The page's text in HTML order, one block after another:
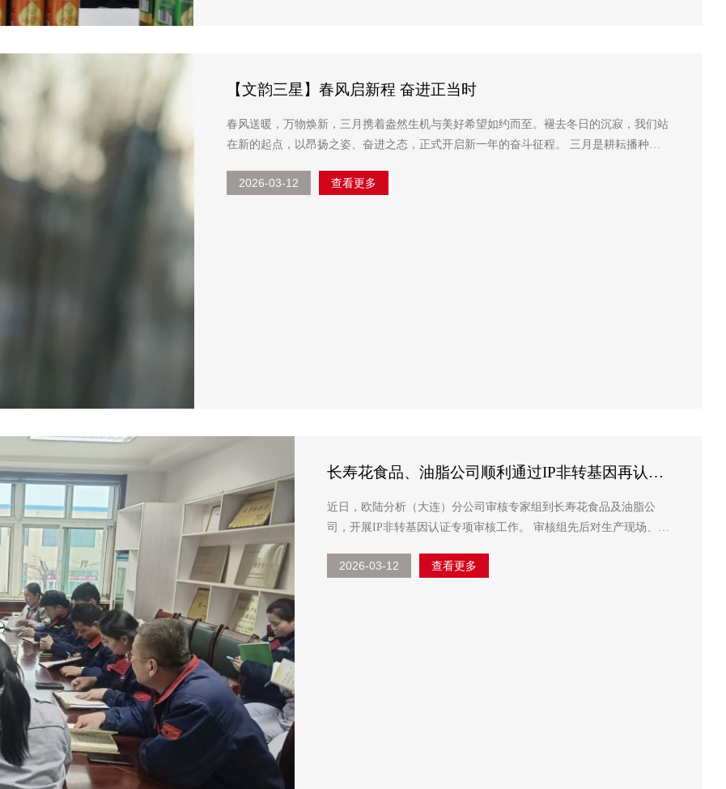
【文韵三星】春风启新程 奋进正当时
春风送暖，万物焕新，三月携着盎然生机与美好希望如约而至。褪去冬日的沉寂，我们站
在新的起点，以昂扬之姿、奋进之态，正式开启新一年的奋斗征程。 三月是耕耘播种的
2026-03-12 查看更多
长寿花食品、油脂公司顺利通过IP非转基因再认证
近日，欧陆分析（大连）分公司审核专家组到长寿花食品及油脂公
司，开展IP非转基因认证专项审核工作。 审核组先后对生产现场、仓
的及依据，详细解读《欧陆IP信任方案6.0...
2026-03-12 查看更多